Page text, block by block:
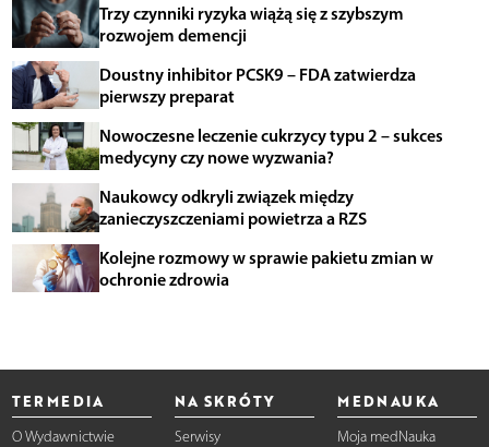
Trzy czynniki ryzyka wiążą się z szybszym
rozwojem demencji
Doustny inhibitor PCSK9 – FDA zatwierdza
pierwszy preparat
Nowoczesne leczenie cukrzycy typu 2 – sukces
medycyny czy nowe wyzwania?
Naukowcy odkryli związek między
zanieczyszczeniami powietrza a RZS
Kolejne rozmowy w sprawie pakietu zmian w
ochronie zdrowia
TERMEDIA
O Wydawnictwie
NA SKRÓTY
Serwisy
MEDNAUKA
Moja medNauka